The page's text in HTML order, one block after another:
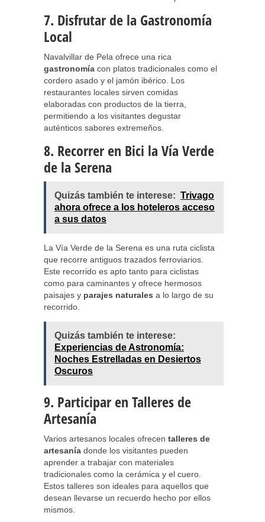
7. Disfrutar de la Gastronomía
Local
Navalvillar de Pela ofrece una rica
gastronomía con platos tradicionales como el
cordero asado y el jamón ibérico. Los
restaurantes locales sirven comidas
elaboradas con productos de la tierra,
permitiendo a los visitantes degustar
auténticos sabores extremeños.
8. Recorrer en Bici la Vía Verde
de la Serena
Quizás también te interese: Trivago
ahora ofrece a los hoteleros acceso
a sus datos
La Vía Verde de la Serena es una ruta ciclista
que recorre antiguos trazados ferroviarios.
Este recorrido es apto tanto para ciclistas
como para caminantes y ofrece hermosos
paisajes y parajes naturales a lo largo de su
recorrido.
Quizás también te interese:
Experiencias de Astronomía:
Noches Estrelladas en Desiertos
Oscuros
9. Participar en Talleres de
Artesanía
Varios artesanos locales ofrecen talleres de
artesanía donde los visitantes pueden
aprender a trabajar con materiales
tradicionales como la cerámica y el cuero.
Estos talleres son ideales para aquellos que
desean llevarse un recuerdo hecho por ellos
mismos.